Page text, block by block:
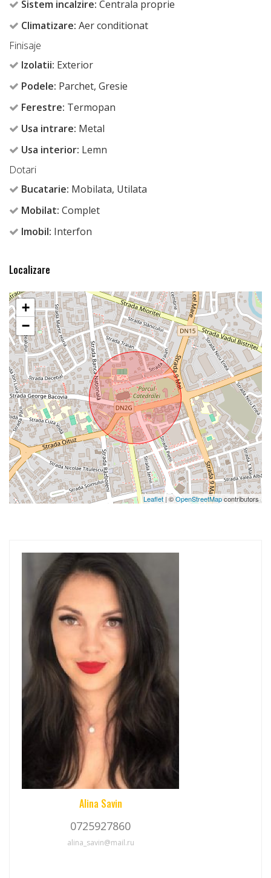
Sistem incalzire: Centrala proprie
Climatizare: Aer conditionat
Finisaje
Izolatii: Exterior
Podele: Parchet, Gresie
Ferestre: Termopan
Usa intrare: Metal
Usa interior: Lemn
Dotari
Bucatarie: Mobilata, Utilata
Mobilat: Complet
Imobil: Interfon
Localizare
+
−
Leaflet | ©OpenStreetMapcontributors
Alina Savin
0725927860
alina_savin@mail.ru